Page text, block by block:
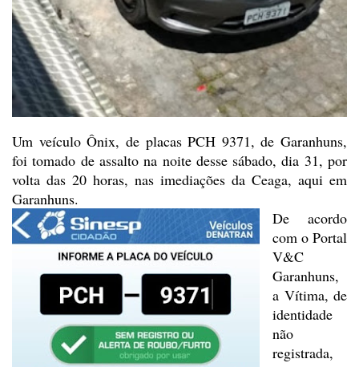
Um veículo Ônix, de placas PCH 9371, de Garanhuns,
foi tomado de assalto na noite desse sábado, dia 31, por
volta das 20 horas, nas imediações da Ceaga, aqui em
Garanhuns.
De acordo
com o Portal
V&C
Garanhuns,
a Vítima, de
identidade
não
registrada,